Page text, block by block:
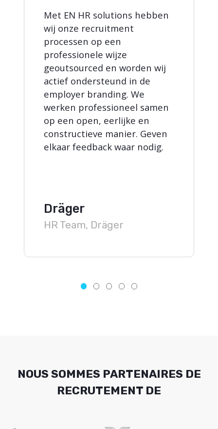
Met EN HR solutions hebben
wij onze recruitment
processen op een
professionele wijze
geoutsourced en worden wij
actief ondersteund in de
employer branding. We
werken professioneel samen
op een open, eerlijke en
constructieve manier. Geven
elkaar feedback waar nodig.
Dräger
HR Team, Dräger
NOUS SOMMES PARTENAIRES DE
RECRUTEMENT DE